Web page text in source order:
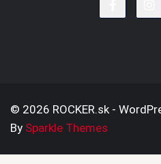
© 2026 ROCKER.sk -
By Sparkle Themes